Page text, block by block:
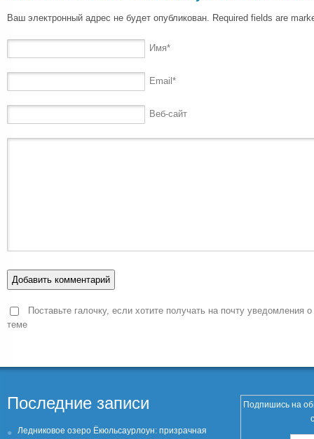
Ваш электронный адрес не будет опубликован. Required fields are
Имя*
Email *
Веб-сайт
Поставьте галочку, если хотите получать на почту уведомления
теме
Последние записи
Ледниковое озеро Ёкюльсаурлоун: призрачная
Подпишись на